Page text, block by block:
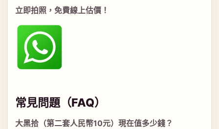
立即拍照，免費線上估價！
常見問題（FAQ）
大黑拾（第二套人民幣10元）現在值多少錢？